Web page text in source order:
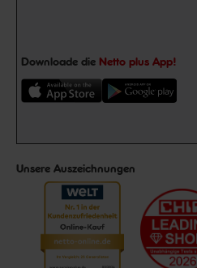
Downloade die Netto plus App!
Unsere Auszeichnungen